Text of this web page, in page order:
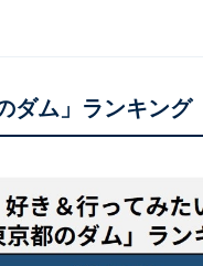
ダム」ランキング